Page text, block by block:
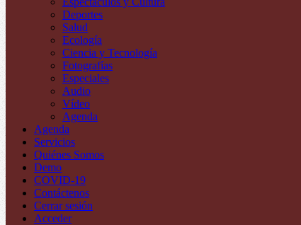
Deportes
Salud
Ecología
Ciencia y Tecnología
Fotografías
Especiales
Audio
Vídeo
Agenda
Agenda
Servicios
Quiénes Somos
Demo
COVID-19
Contáctenos
Cerrar sesión
Acceder